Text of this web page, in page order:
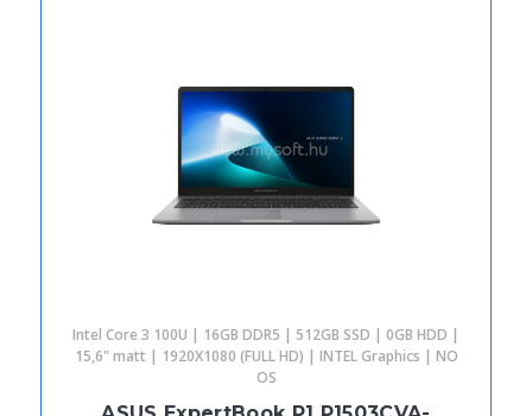
Intel Core 3 100U | 16GB DDR5 | 512GB SSD | 0GB HDD |
15,6" matt | 1920X1080 (FULL HD) | INTEL Graphics | NO
OS